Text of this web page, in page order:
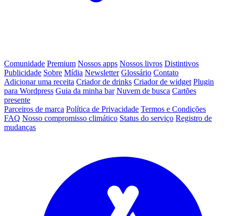
Comunidade Premium Nossos apps Nossos livros Distintivos
Publicidade Sobre Mídia Newsletter Glossário Contato
Adicionar uma receita Criador de drinks Criador de widget Plugin
para Wordpress Guia da minha bar Nuvem de busca Cartões
presente
Parceiros de marca Política de Privacidade Termos e Condições
FAQ Nosso compromisso climático Status do serviço Registro de
mudanças